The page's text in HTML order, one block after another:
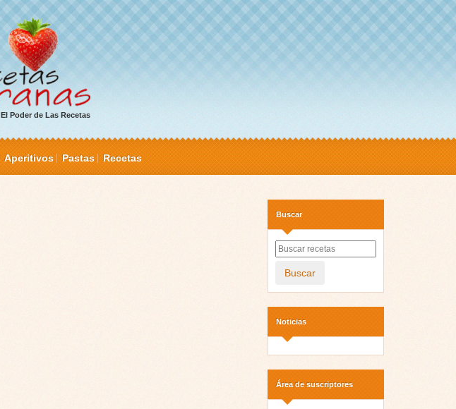
El Poder de Las Recetas
Aperitivos Pastas Recetas
Buscar
Buscar
Noticias
Área de suscriptores